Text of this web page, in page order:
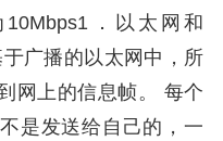
．以太网和
广播的以太网中，所
网上的信息帧。 每个
是发送给自己的，一